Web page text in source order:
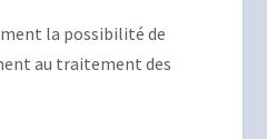
la possibilité de
au traitement des